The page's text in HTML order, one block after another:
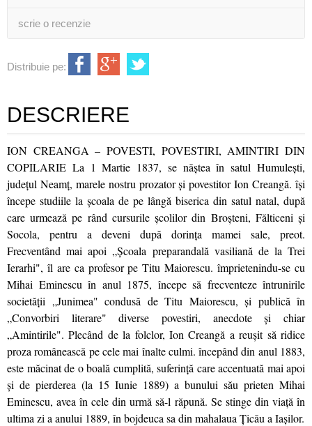
scrie o recenzie
Distribuie pe:
DESCRIERE
ION CREANGA – POVESTI, POVESTIRI, AMINTIRI DIN
COPILARIE La 1 Martie 1837, se năştea în satul Humuleşti,
judeţul Neamţ, marele nostru prozator şi povestitor Ion Creangă. îşi
începe studiile la şcoala de pe lângă biserica din satul natal, după
care urmează pe rând cursurile şcolilor din Broşteni, Fălticeni şi
Socola, pentru a deveni după dorinţa mamei sale, preot.
Frecventând mai apoi „Şcoala preparandală vasiliană de la Trei
Ierarhi", îl are ca profesor pe Titu Maiorescu. împrietenindu-se cu
Mihai Eminescu în anul 1875, începe să frecventeze întrunirile
societăţii „Junimea" condusă de Titu Maiorescu, şi publică în
„Convorbiri literare" diverse povestiri, anecdote şi chiar
„Amintirile". Plecând de la folclor, Ion Creangă a reuşit să ridice
proza românească pe cele mai înalte culmi. începând din anul 1883,
este măcinat de o boală cumplită, suferinţă care accentuată mai apoi
şi de pierderea (la 15 Iunie 1889) a bunului său prieten Mihai
Eminescu, avea în cele din urmă să-l răpună. Se stinge din viaţă în
ultima zi a anului 1889, în bojdeuca sa din mahalaua Ţicău a Iaşilor.